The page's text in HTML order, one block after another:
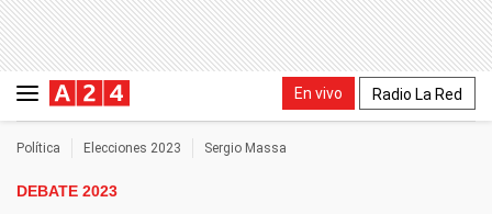
En vivo Radio La Red
Política Elecciones 2023 Sergio Massa
DEBATE 2023